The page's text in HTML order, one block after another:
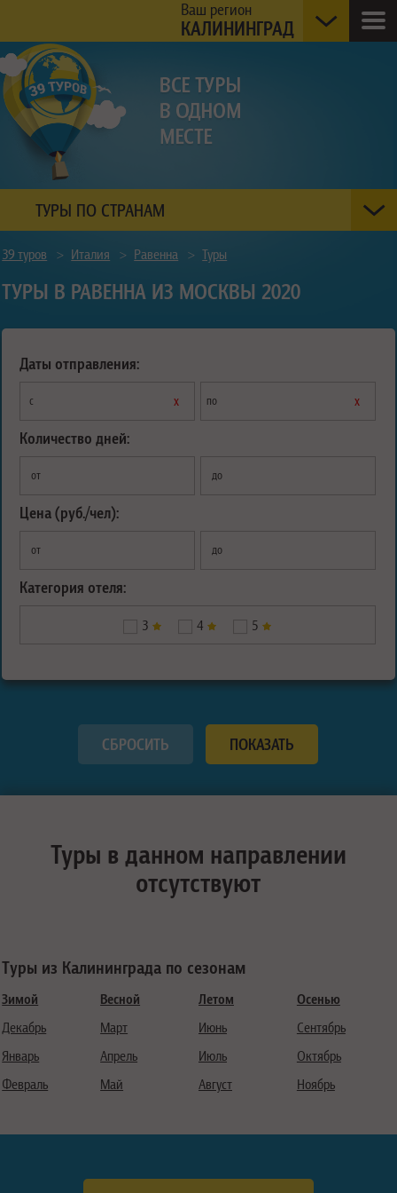
Ваш регион
КАЛИНИНГРАД
ТУРЫ ПО СТРАНАМ
39 туров > Италия > Равенна > Туры
ТУРЫ В РАВЕННА ИЗ МОСКВЫ 2020
Даты отправления:
с х по х
Количество дней:
от до
Цена (руб./чел):
от до
Категория отеля:
3 4 5
Туры в данном направлении
отсутствуют
Туры из Калининграда по сезонам
Зимой
Декабрь
Январь
Февраль
Весной
Март
Апрель
Май
Летом
Июнь
Июль
Август
Осенью
Сентябрь
Октябрь
Ноябрь